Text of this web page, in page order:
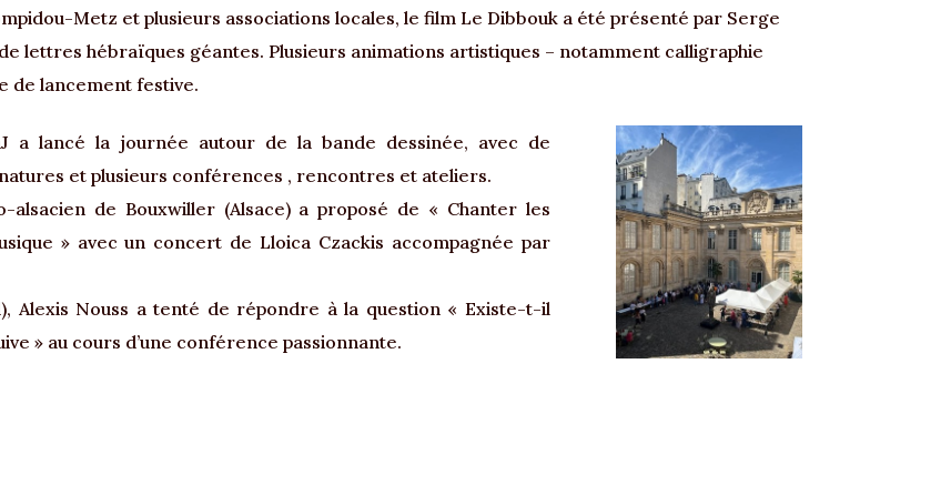
Metz et plusieurs associations locales, le film Le Dibbouk a été présenté par Serge
lettres hébraïques géantes. Plusieurs animations artistiques – notamment calligraphie
de lancement festive.
a lancé la journée autour de la bande dessinée, avec de
et plusieurs conférences , rencontres et ateliers.
alsacien de Bouxwiller (Alsace) a proposé de « Chanter les
» avec un concert de Lloica Czackis accompagnée par
Alexis Nouss a tenté de répondre à la question « Existe-t-il
» au cours d’une conférence passionnante.